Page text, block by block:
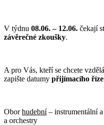
V týdnu 08.06. – 12.06. čekají
závěrečné zkoušky.
A pro Vás, kteří se chcete
zapište datumy přijímacího
Oborhudební– instrumentální
a orchestry